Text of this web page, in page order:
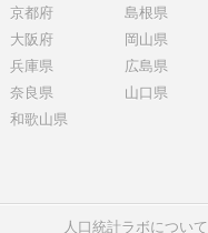
京都府
大阪府
兵庫県
奈良県
和歌山県
島根県
岡山県
広島県
山口県
人口統計ラボについて